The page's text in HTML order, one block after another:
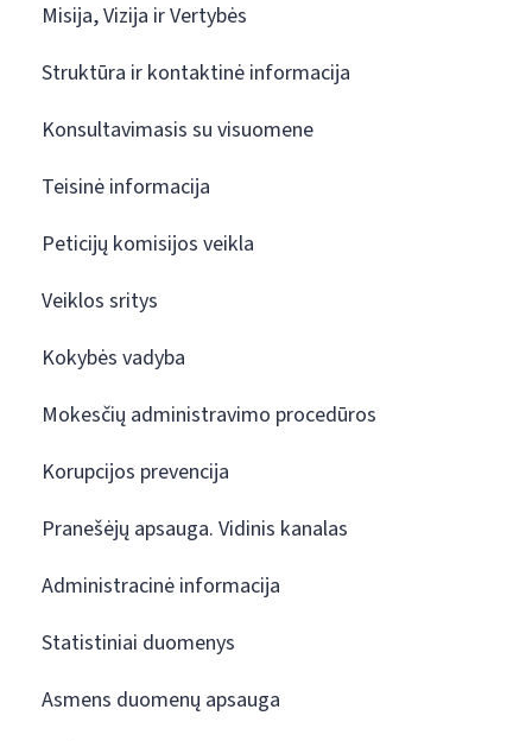
Misija, Vizija ir Vertybės
Struktūra ir kontaktinė informacija
Konsultavimasis su visuomene
Teisinė informacija
Peticijų komisijos veikla
Veiklos sritys
Kokybės vadyba
Mokesčių administravimo procedūros
Korupcijos prevencija
Pranešėjų apsauga. Vidinis kanalas
Administracinė informacija
Statistiniai duomenys
Asmens duomenų apsauga